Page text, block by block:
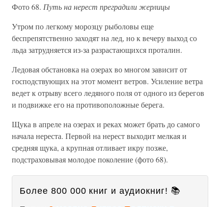
Фото 68. Путь на нерест преградили жерлицы
Утром по легкому морозцу рыболовы еще
беспрепятственно заходят на лед, но к вечеру выход со
льда затрудняется из-за разрастающихся проталин.
Ледовая обстановка на озерах во многом зависит от
господствующих на этот момент ветров. Усиление ветра
ведет к отрыву всего ледяного поля от одного из берегов
и подвижке его на противоположные берега.
Щука в апреле на озерах и реках может брать до самого
начала нереста. Первой на нерест выходит мелкая и
средняя щука, а крупная отливает икру позже,
подстраховывая молодое поколение (фото 68).
Более 800 000 книг и аудиокниг! 📚